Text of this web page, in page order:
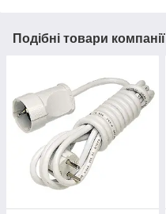
Подібні товари компанії